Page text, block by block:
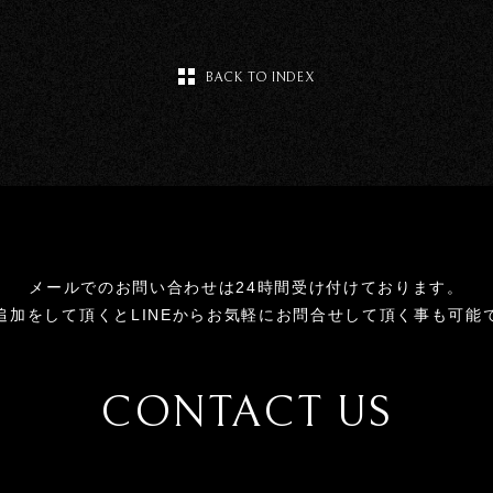
BACK TO INDEX
メールでのお問い合わせは24時間受け付けております。
加をして頂くとLINEからお気軽にお問合せして頂く事も可能
CONTACT US